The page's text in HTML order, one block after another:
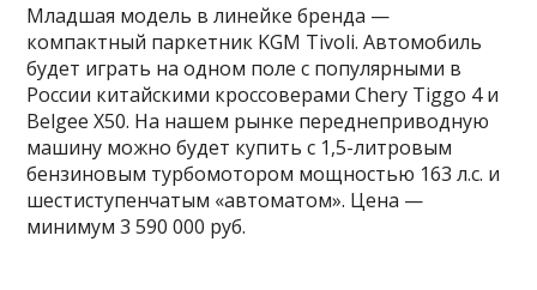
Младшая модель в линейке бренда —
компактный паркетник KGM Tivoli. Автомобиль
будет играть на одном поле с популярными в
Росcии китайскими кроссоверами Chery Tiggo 4 и
Belgee X50. На нашем рынке переднеприводную
машину можно будет купить с 1,5-литровым
бензиновым турбомотором мощностью 163 л.с. и
шестиступенчатым «автоматом». Цена —
минимум 3 590 000 руб.